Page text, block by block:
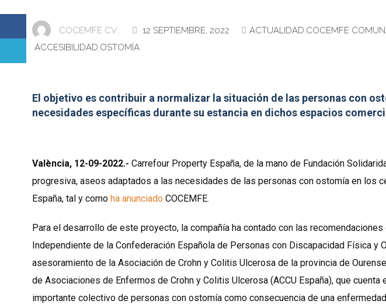
COCEMFE CV . 12 SEPTIEMBRE, 2022 ACTUALIDAD,COCEMFE
ACCESIBILIDAD,OSTOMÍA
El objetivo es contribuir a normalizar la situación de las personas con
necesidades específicas durante su estancia en dichos espacios
València, 12-09-2022.- Carrefour Property España, de la mano de Fundación
progresiva, aseos adaptados a las necesidades de las personas con ostomía en los
España, tal y como ha anunciado COCEMFE.
Para el desarrollo de este proyecto, la compañía ha contado con las
Independiente de la Confederación Española de Personas con Discapacidad Física y
asesoramiento de la Asociación de Crohn y Colitis Ulcerosa de la provincia de
de Asociaciones de Enfermos de Crohn y Colitis Ulcerosa (ACCU España), que
importante colectivo de personas con ostomía como consecuencia de una